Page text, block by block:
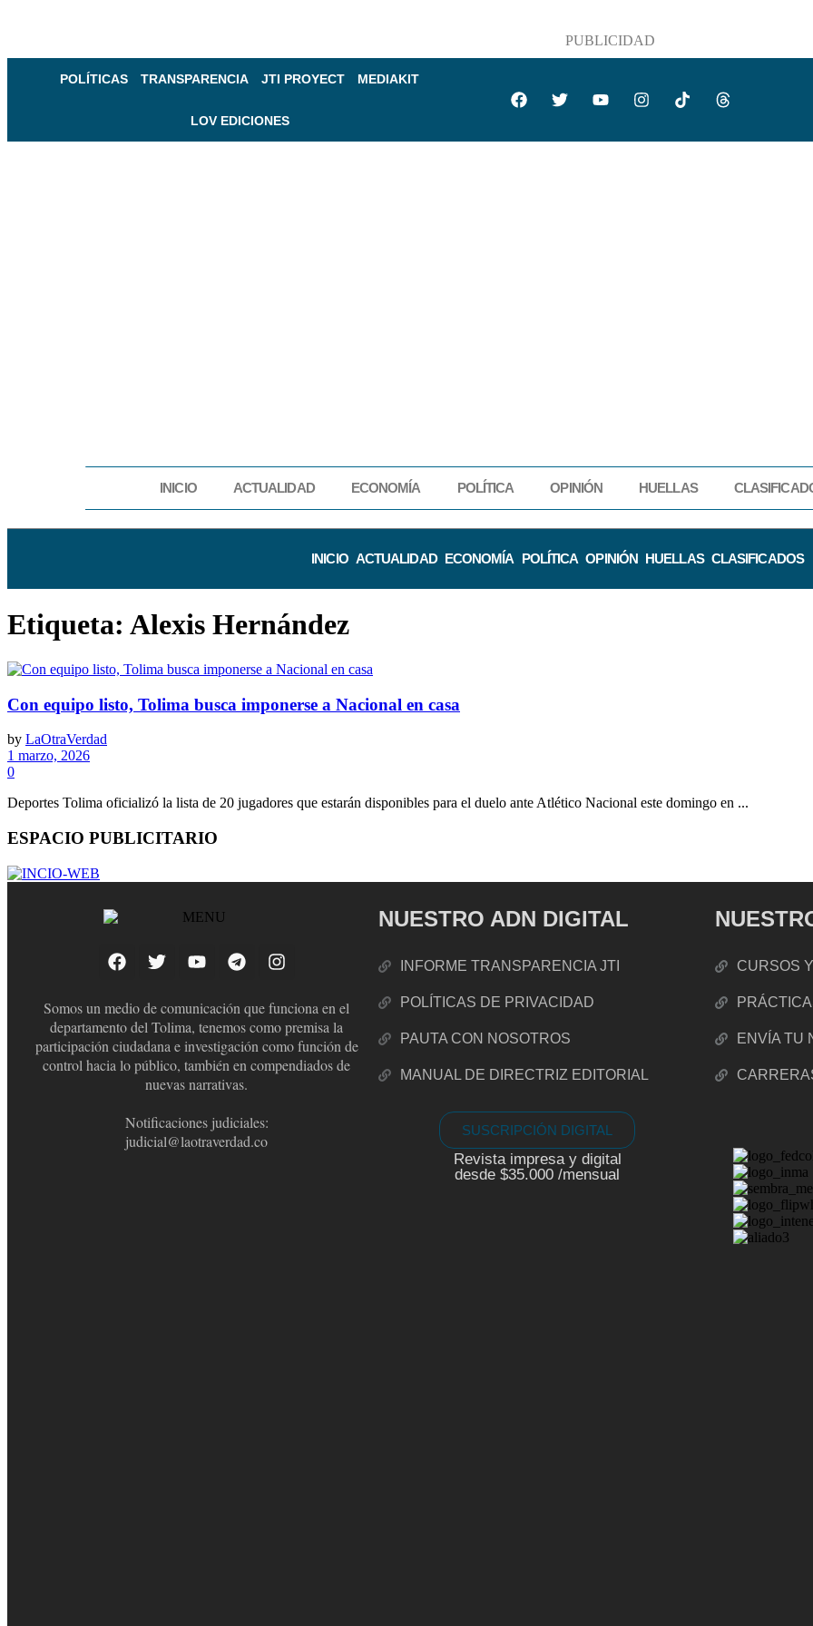
PUBLICIDAD
POLÍTICAS TRANSPARENCIA JTI PROYECT MEDIAKIT
LOV EDICIONES
INICIO ACTUALIDAD ECONOMÍA POLÍTICA OPINIÓN HUELLAS
INICIO ACTUALIDAD ECONOMÍA POLÍTICA OPINIÓN HUELLAS CLASIFICADOS
Etiqueta: Alexis Hernández
Con equipo listo, Tolima busca imponerse a Nacional en casa
by LaOtraVerdad
1 marzo, 2026
0
Deportes Tolima oficializó la lista de 20 jugadores que estarán disponibles para el duelo ante Atlético Nacional este domingo en ...
ESPACIO PUBLICITARIO
Somos un medio de comunicación que funciona en el
departamento del Tolima, tenemos como premisa la
participación ciudadana e investigación como función de
control hacia lo público, también en compendiados de
nuevas narrativas.
Notificaciones judiciales:
judicial@laotraverdad.co
NUESTRO ADN DIGITAL
INFORME TRANSPARENCIA JTI
POLÍTICAS DE PRIVACIDAD
PAUTA CON NOSOTROS
MANUAL DE DIRECTRIZ EDITORIAL
SUSCRIPCIÓN DIGITAL
Revista impresa y digital
desde $35.000 /mensual
CURSOS
ENVÍA TU